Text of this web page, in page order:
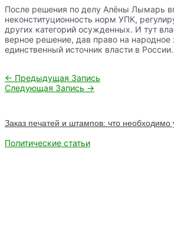
После решения по делу Алёны Лымарь
неконституционность норм УПК,
других категорий осужденных. И тут
верное решение, дав право на
единственный источник власти в России.
Навигация
по
← Предыдущая Запись
Следующая Запись →
Заказ печатей и штампов: что необходимо
Политические статьи